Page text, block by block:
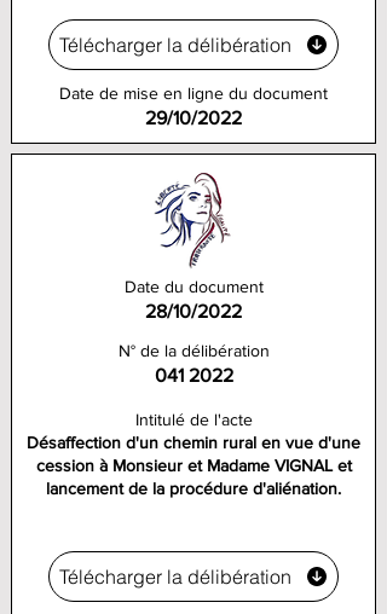
Télécharger la délibération
Date de mise en ligne du document
29/10/2022
Date du document
28/10/2022
N° de la délibération
041 2022
Intitulé de l'acte
Désaffection d'un chemin rural en vue d'une
cession à Monsieur et Madame VIGNAL et
lancement de la procédure d'aliénation.
Télécharger la délibération